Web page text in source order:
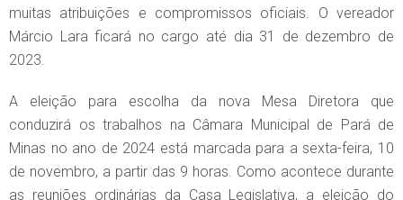
muitas atribuições e compromissos oficiais. O vereador
Márcio Lara ficará no cargo até dia 31 de dezembro de
2023.
A eleição para escolha da nova Mesa Diretora que
conduzirá os trabalhos na Câmara Municipal de Pará de
Minas no ano de 2024 está marcada para a sexta-feira, 10
de novembro, a partir das 9 horas. Como acontece durante
as reuniões ordinárias da Casa Legislativa, a eleição do